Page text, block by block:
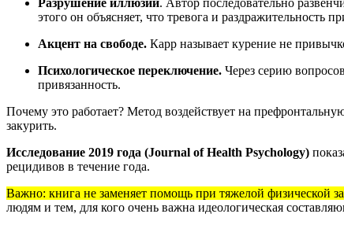
Разрушение иллюзий. Автор последовательно
этого он объясняет, что тревога и
Акцент на свободе. Карр называет курение не
Психологическое переключение. Через серию
привязанность.
Почему это работает? Метод воздействует на
закурить.
Исследование 2019 года (Journal of Health Psychology)
рецидивов в течение года.
Важно: книга не заменяет помощь при тяжелой физической
людям и тем, для кого очень важна идеологическая